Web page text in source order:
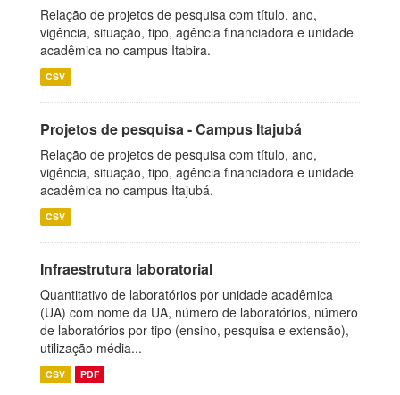
Relação de projetos de pesquisa com título, ano,
vigência, situação, tipo, agência financiadora e unidade
acadêmica no campus Itabira.
CSV
Projetos de pesquisa - Campus Itajubá
Relação de projetos de pesquisa com título, ano,
vigência, situação, tipo, agência financiadora e unidade
acadêmica no campus Itajubá.
CSV
Infraestrutura laboratorial
Quantitativo de laboratórios por unidade acadêmica
(UA) com nome da UA, número de laboratórios, número
de laboratórios por tipo (ensino, pesquisa e extensão),
utilização média...
CSV PDF